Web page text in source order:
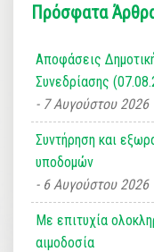
Πρόσφατα
Αποφάσεις
Συνεδρίασης
7 Αυγούστου 2026
Συντήρηση και
υποδομών
6 Αυγούστου 2026
Με επιτυχία
αιμοδοσία